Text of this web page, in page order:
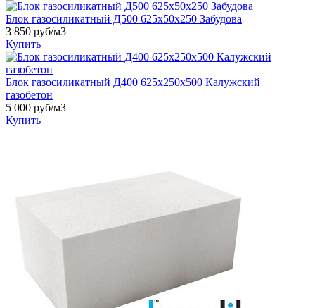
Блок газосиликатный Д500 625x50x250 Забудова
3 850 руб/м3
Купить
Блок газосиликатный Д400 625х250х500 Калужский
газобетон
5 000 руб/м3
Купить